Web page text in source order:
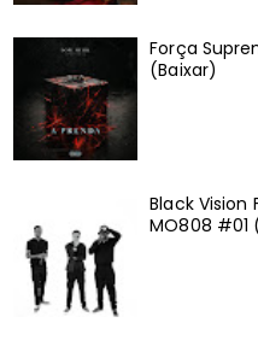
Força
(Baixar)
Black Vision
MO808 #01